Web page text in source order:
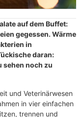
auf dem Buffet:
gegessen. Wärme
in
daran:
sehen noch zu
und Veterinärwesen
in vier einfachen
trennen und